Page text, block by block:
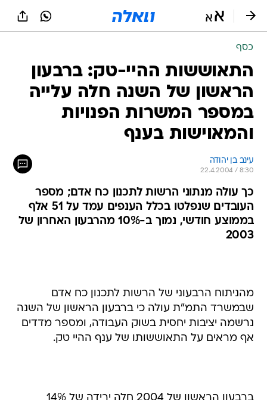
כסף
התאוששות ההיי-טק: ברבעון
הראשון של השנה חלה עלייה
במספר המשרות הפנויות
והמאוישות בענף
עינב בן יהודה
22.4.2004 / 8:30
כך עולה מנתוני הרשות לתכנון כח אדם; מספר
העובדים שנפלטו בכלל הענפים עמד על 51 אלף
בממוצע חודשי, נמוך ב-10% מהרבעון האחרון של
2003
מהניתוח הרבעוני של הרשות לתכנון כח אדם
שבמשרד התמ"ת עולה כי ברבעון הראשון של השנה
נרשמה יציבות יחסית בשוק העבודה, ומספר מדדים
אף מראים על התאוששותו של ענף ההיי טק.